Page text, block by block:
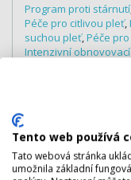
Program proti stárnutí
Péče pro citlivou pleť,
suchou pleť,Péče
Intenzivní
Nehtová studia
Manikúra ,Parafinový
nehtů ,Doplnění
Tento web používá
Tato webová stránka
umožnila základní